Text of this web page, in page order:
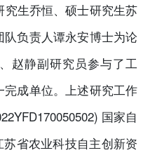
生乔恒、硕士研究生苏
负责人谭永安博士为论
赵静副研究员参与了工
成单位。上述研究工作
国家自
省农业科技自主创新资